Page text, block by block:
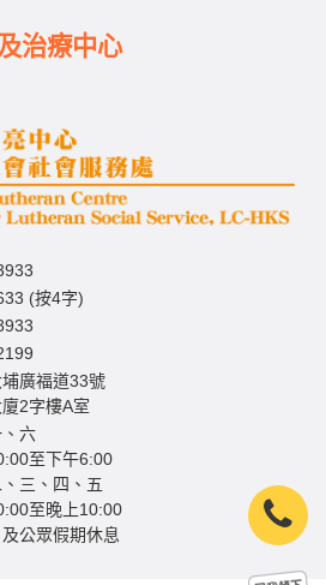
治療中心
(按4字)
廣福道33號
2字樓A室
六
至下午6:00
三、四、五
至晚上10:00
公眾假期休息